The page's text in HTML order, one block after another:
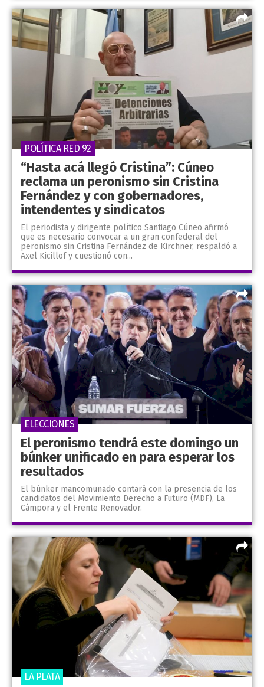
“Hasta acá llegó Cristina”: Cúneo
reclama un peronismo sin Cristina
Fernández y con gobernadores,
intendentes y sindicatos
El periodista y dirigente político Santiago Cúneo afirmó
que es necesario convocar a un gran confederal del
peronismo sin Cristina Fernández de Kirchner, respaldó a
Axel Kicillof y cuestionó con...
POLÍTICA RED 92
El peronismo tendrá este domingo un
búnker unificado en para esperar los
resultados
El búnker mancomunado contará con la presencia de los
candidatos del Movimiento Derecho a Futuro (MDF), La
Cámpora y el Frente Renovador.
ELECCIONES
LA PLATA